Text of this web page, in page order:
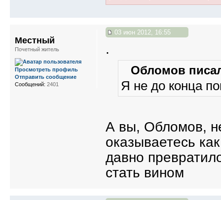
03 июн 2012, 16:55
.
Обломов
Я не до конца
А вы, Обломов,
оказываетесь
давно
стать вином
Местный
Почетный житель
Просмотреть профиль
Отправить сообщение
Сообщений: 2401